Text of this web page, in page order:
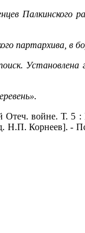
Палкинского
партархива, в
Установлена
Отеч. войне. Т.
Корнеев]. -